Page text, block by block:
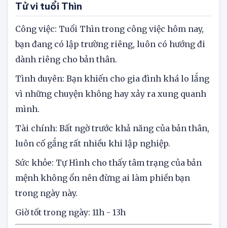
Tử vi tuổi Thìn
Công việc: Tuổi Thìn trong công việc hôm nay,
bạn đang có lập trường riêng, luôn có hướng đi
dành riêng cho bản thân.
Tình duyên: Bạn khiến cho gia đình khá lo lắng
vì những chuyện không hay xảy ra xung quanh
mình.
Tài chính: Bất ngờ trước khả năng của bản thân,
luôn cố gắng rất nhiều khi lập nghiệp.
Sức khỏe: Tự Hình cho thấy tâm trạng của bản
mệnh không ổn nên đừng ai làm phiền bạn
trong ngày này.